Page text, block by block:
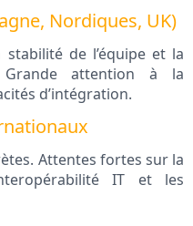
Nordiques, UK)
de l’équipe et la
Grande attention à la
d’intégration.
Attentes fortes sur la
IT et les